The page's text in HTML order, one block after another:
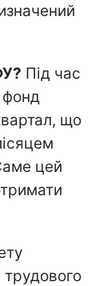
Під час
фонд
що
цей